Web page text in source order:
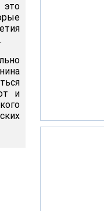
это
и